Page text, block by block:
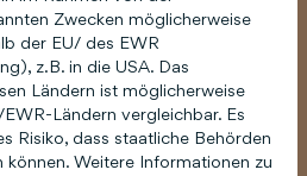
Wachstum
Vertrauen schenkst,
der Umsetzung.
Zwecken möglicherweise
der EU/ des EWR
z.B. in die USA. Das
Ländern ist möglicherweise
Ländern vergleichbar. Es
Risiko, dass staatliche Behörden
können. Weitere Informationen zu